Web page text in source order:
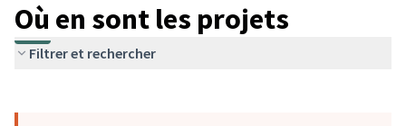
Où en sont les projets
Filtrer et rechercher